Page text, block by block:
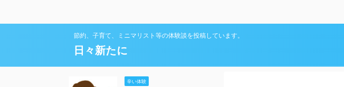
節約、子育て、ミニマリスト等の体験談を投稿しています。
日々新たに
辛い体験